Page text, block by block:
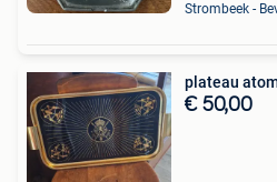
Strombeek -
plateau
€ 50,00